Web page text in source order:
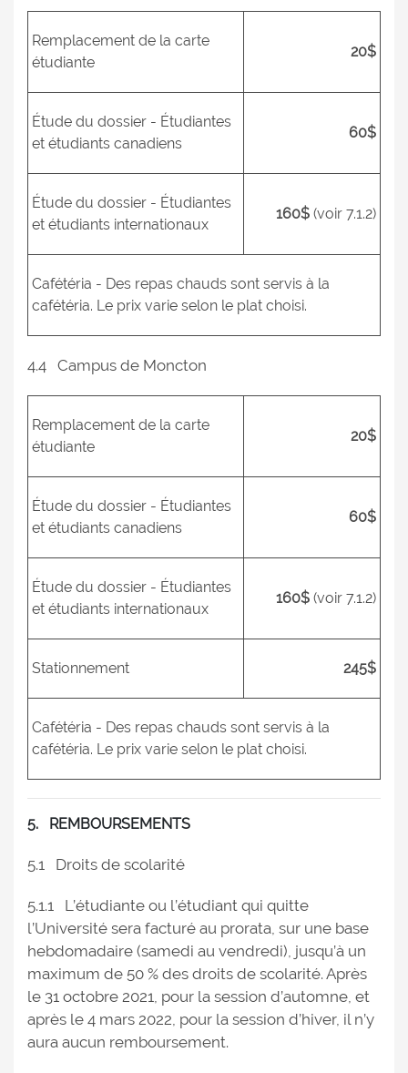
Remplacement de la carte
étudiante
20$
Étude du dossier - Étudiantes
et étudiants canadiens
60$
Étude du dossier - Étudiantes
et étudiants internationaux
160$ (voir 7.1.2)
Cafétéria - Des repas chauds sont servis à la
cafétéria. Le prix varie selon le plat choisi.
4.4 Campus de Moncton
Remplacement de la carte
étudiante
20$
Étude du dossier - Étudiantes
et étudiants canadiens
60$
Étude du dossier - Étudiantes
et étudiants internationaux
160$ (voir 7.1.2)
Stationnement 245$
Cafétéria - Des repas chauds sont servis à la
cafétéria. Le prix varie selon le plat choisi.
5. REMBOURSEMENTS
5.1 Droits de scolarité
5.1.1 L’étudiante ou l’étudiant qui quitte
l’Université sera facturé au prorata, sur une base
hebdomadaire (samedi au vendredi), jusqu’à un
maximum de 50 % des droits de scolarité. Après
le 31 octobre 2021, pour la session d’automne, et
après le 4 mars 2022, pour la session d’hiver, il n’y
aura aucun remboursement.